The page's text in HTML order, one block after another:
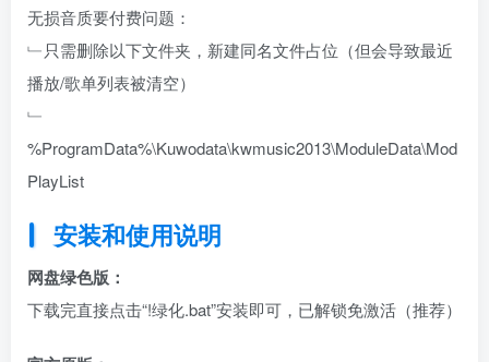
无损音质要付费问题：
﹂只需删除以下文件夹，新建同名文件占位（但会导致最近
播放/歌单列表被清空）
﹂
%ProgramData%\Kuwodata\kwmusic2013\ModuleData\Mod
PlayList
安装和使用说明
网盘绿色版：
下载完直接点击“!绿化.bat”安装即可，已解锁免激活（推荐）